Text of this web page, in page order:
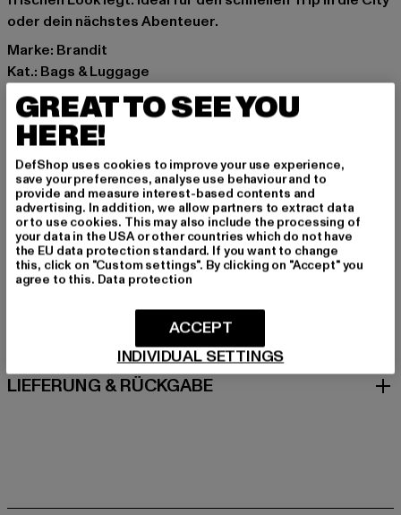
oder dein nächstes Abenteuer.
Marke: Brandit
Kat.: Bags & Luggage
Farbe: rosa
Hersteller Farbe: dusty rose
Materialzusammensetzung: 100% Polyester, 100%
Polyethylen
Art.Nr: BD8651-03802
Hersteller: Brandit Textil GmbH |info@brandit-wear.com
Spichernstraße 6a | 50672 Köln | DE
GRÖSSE & PASSFORM
PFLEGEHINWEISE
LIEFERUNG & RÜCKGABE
GREAT TO SEE YOU
HERE!
DefShop uses cookies to improve your use experience,
save your preferences, analyse use behaviour and to
provide and measure interest-based contents and
advertising. In addition, we allow partners to extract data
or to use cookies. This may also include the processing of
your data in the USA or other countries which do not have
the EU data protection standard. If you want to change
this, click on "Custom settings". By clicking on "Accept" you
agree to this. Data protection
INDIVIDUAL SETTINGS
ACCEPT